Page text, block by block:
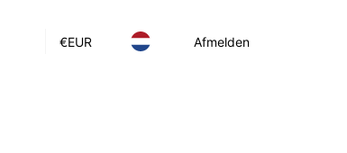
€EUR Afmelden